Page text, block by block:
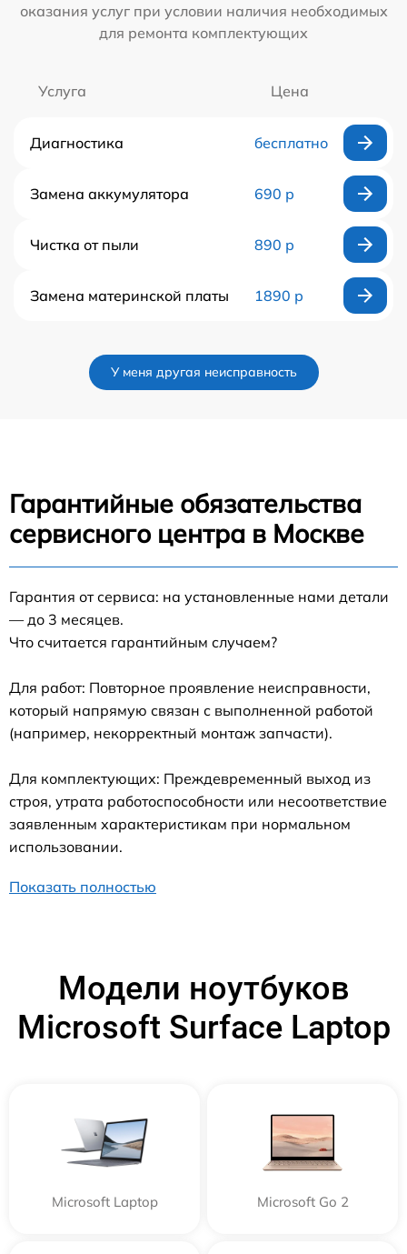
оказания услуг при условии наличия необходимых
для ремонта комплектующих
Услуга Цена
Диагностика бесплатно
Замена аккумулятора 690 р
Чистка от пыли 890 р
Замена материнской платы 1890 р
У меня другая неисправность
Гарантийные обязательства
сервисного центра в Москве
Гарантия от сервиса: на установленные нами детали
— до 3 месяцев.
Что считается гарантийным случаем?
Для работ: Повторное проявление неисправности,
который напрямую связан с выполненной работой
(например, некорректный монтаж запчасти).
Для комплектующих: Преждевременный выход из
строя, утрата работоспособности или несоответствие
заявленным характеристикам при нормальном
использовании.
Показать полностью
Модели ноутбуков
Microsoft Surface Laptop
Microsoft Laptop Microsoft Go 2